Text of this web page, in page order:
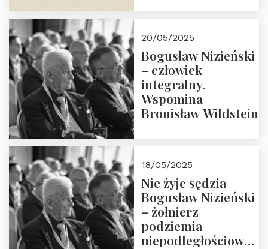
20/05/2025
Bogusław Nizieński
– człowiek
integralny.
Wspomina
Bronisław Wildstein
18/05/2025
Nie żyje sędzia
Bogusław Nizieński
– żołnierz
podziemia
niepodległościowego